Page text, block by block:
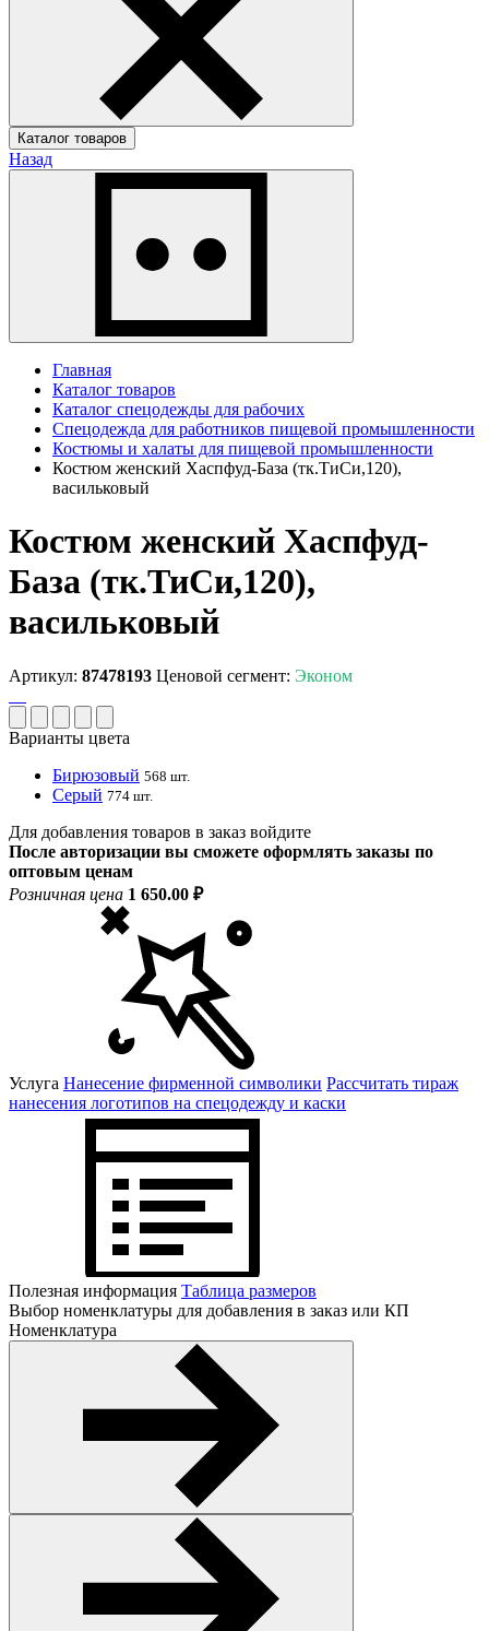
Каталог товаров
Назад
Главная
Каталог товаров
Каталог спецодежды для рабочих
Спецодежда для работников пищевой промышленности
Костюмы и халаты для пищевой промышленности
Костюм женский Хаспфуд-База (тк.ТиСи,120),
васильковый
Костюм женский Хаспфуд-
База (тк.ТиСи,120),
васильковый
Артикул: 87478193 Ценовой сегмент: Эконом
Варианты цвета
Бирюзовый 568 шт.
Серый 774 шт.
Для добавления товаров в заказ войдите
После авторизации вы сможете оформлять заказы по
оптовым ценам
Розничная цена 1 650.00 ₽
Услуга Нанесение фирменной символики Рассчитать тираж
нанесения логотипов на спецодежду и каски
Полезная информация Таблица размеров
Выбор номенклатуры для добавления в заказ или КП
Номенклатура